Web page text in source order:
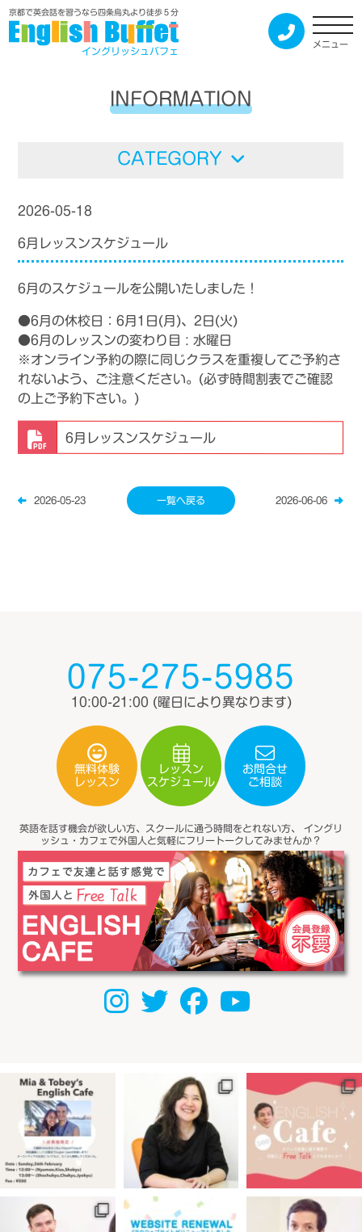
京都で英会話を習うなら四条烏丸より徒歩５分
イングリッシュバフェ
メニュー
INFORMATION
CATEGORY
2026-05-18
6月レッスンスケジュール
6月のスケジュールを公開いたしました！
●6月の休校日：6月1日(月)、2日(火)
●6月のレッスンの変わり目 : 水曜日
※オンライン予約の際に同じクラスを重複してご予約さ
れないよう、 ご注意ください。(必ず時間割表でご確認
の上ご予約下さい。)
6月レッスンスケジュール
2026-05-23 一覧へ戻る 2026-06-06
075-275-5985
10:00-21:00 (曜日により異なります)
無料体験
レッスン
レッスン
スケジュール
お問合せ
ご相談
英語を話す機会が欲しい方、スクールに通う時間をとれない方、 イングリ
ッシュ・カフェで外国人と気軽にフリートークしてみませんか？